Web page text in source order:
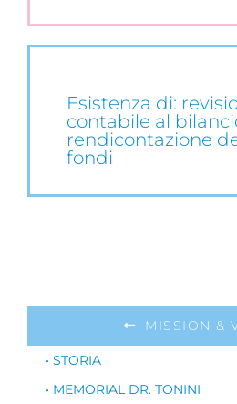
Esistenza di:
contabile al
rendicontazione
fondi
MISSION &
• STORIA
• MEMORIAL DR. TONINI